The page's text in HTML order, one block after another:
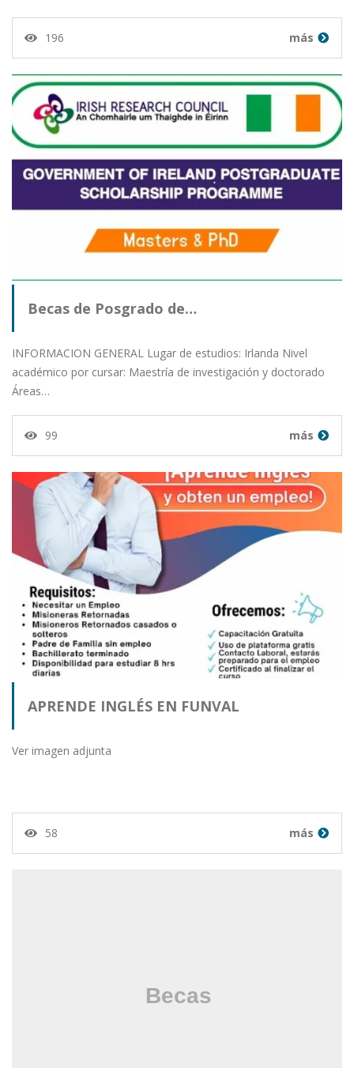
196 más
Becas de Posgrado de…
INFORMACION GENERAL Lugar de estudios: Irlanda Nivel
académico por cursar: Maestría de investigación y doctorado
Áreas…
99 más
APRENDE INGLÉS EN FUNVAL
Ver imagen adjunta
58 más